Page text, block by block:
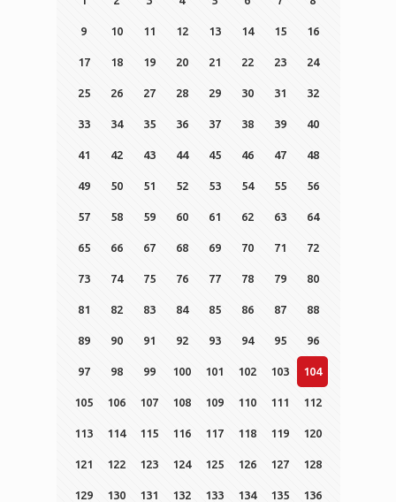
9 10 11 12 13 14 15 16
17 18 19 20 21 22 23 24
25 26 27 28 29 30 31 32
33 34 35 36 37 38 39 40
41 42 43 44 45 46 47 48
49 50 51 52 53 54 55 56
57 58 59 60 61 62 63 64
65 66 67 68 69 70 71 72
73 74 75 76 77 78 79 80
81 82 83 84 85 86 87 88
89 90 91 92 93 94 95 96
97 98 99 100 101 102 103 104
105 106 107 108 109 110 111 112
113 114 115 116 117 118 119 120
121 122 123 124 125 126 127 128
129 130 131 132 133 134 135 136